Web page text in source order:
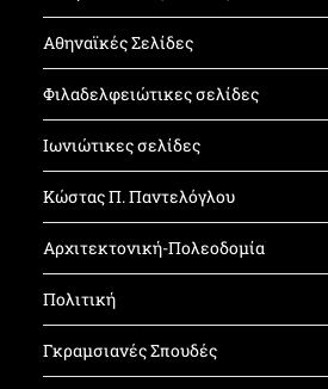
Αθηναϊκές Σελίδες
Φιλαδελφειώτικες σελίδες
Ιωνιώτικες σελίδες
Κώστας Π. Παντελόγλου
Αρχιτεκτονική-Πολεοδομία
Πολιτική
Γκραμσιανές Σπουδές